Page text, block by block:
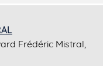
Frédéric Mistral,